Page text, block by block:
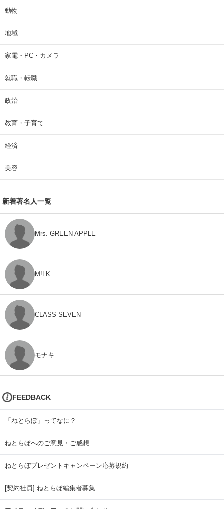
動物
地域
家電・PC・カメラ
就職・転職
政治
教育・子育て
経済
美容
新着著名人一覧
Mrs. GREEN APPLE
M!LK
CLASS SEVEN
モナキ
FEEDBACK
「ねとらぼ」ってなに？
ねとらぼへのご意見・ご感想
ねとらぼプレゼントキャンペーン応募規約
[契約社員] ねとらぼ編集者募集